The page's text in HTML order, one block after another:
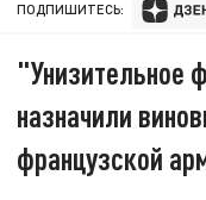
ПОДПИШИТЕСЬ:
"Унизительное
назначили
французской